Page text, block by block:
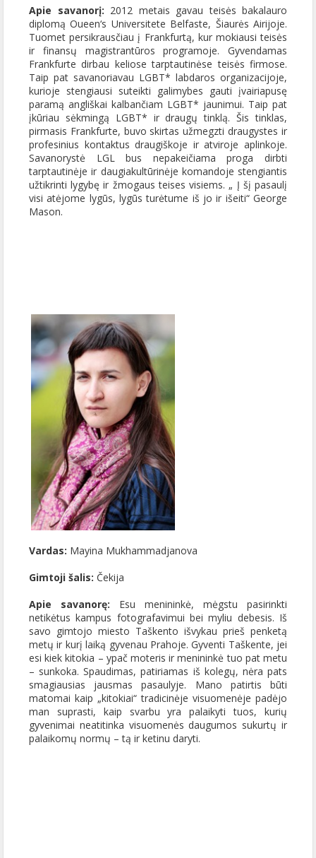
Apie savanorį: 2012 metais gavau teisės bakalauro
diplomą Oueen‘s Universitete Belfaste, Šiaurės Airijoje.
Tuomet persikrausčiau į Frankfurtą, kur mokiausi teisės
ir finansų magistrantūros programoje. Gyvendamas
Frankfurte dirbau keliose tarptautinėse teisės firmose.
Taip pat savanoriavau LGBT* labdaros organizacijoje,
kurioje stengiausi suteikti galimybes gauti įvairiapusę
paramą angliškai kalbančiam LGBT* jaunimui. Taip pat
įkūriau sėkmingą LGBT* ir draugų tinklą. Šis tinklas,
pirmasis Frankfurte, buvo skirtas užmegzti draugystes ir
profesinius kontaktus draugiškoje ir atviroje aplinkoje.
Savanorystė LGL bus nepakeičiama proga dirbti
tarptautinėje ir daugiakultūrinėje komandoje stengiantis
užtikrinti lygybę ir žmogaus teises visiems. „ Į šį pasaulį
visi atėjome lygūs, lygūs turėtume iš jo ir išeiti“ George
Mason.
Vardas: Mayina Mukhammadjanova
Gimtoji šalis: Čekija
Apie savanorę: Esu menininkė, mėgstu pasirinkti
netikėtus kampus fotografavimui bei myliu debesis. Iš
savo gimtojo miesto Taškento išvykau prieš penketą
metų ir kurį laiką gyvenau Prahoje. Gyventi Taškente, jei
esi kiek kitokia – ypač moteris ir menininkė tuo pat metu
– sunkoka. Spaudimas, patiriamas iš kolegų, nėra pats
smagiausias jausmas pasaulyje. Mano patirtis būti
matomai kaip „kitokiai“ tradicinėje visuomenėje padėjo
man suprasti, kaip svarbu yra palaikyti tuos, kurių
gyvenimai neatitinka visuomenės daugumos sukurtų ir
palaikomų normų – tą ir ketinu daryti.